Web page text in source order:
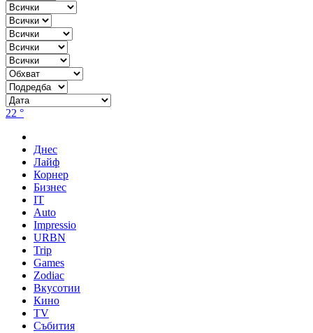
22 °
Днес
Лайф
Корнер
Бизнес
IT
Auto
Impressio
URBN
Trip
Games
Zodiac
Вкусотии
Кино
TV
Събития